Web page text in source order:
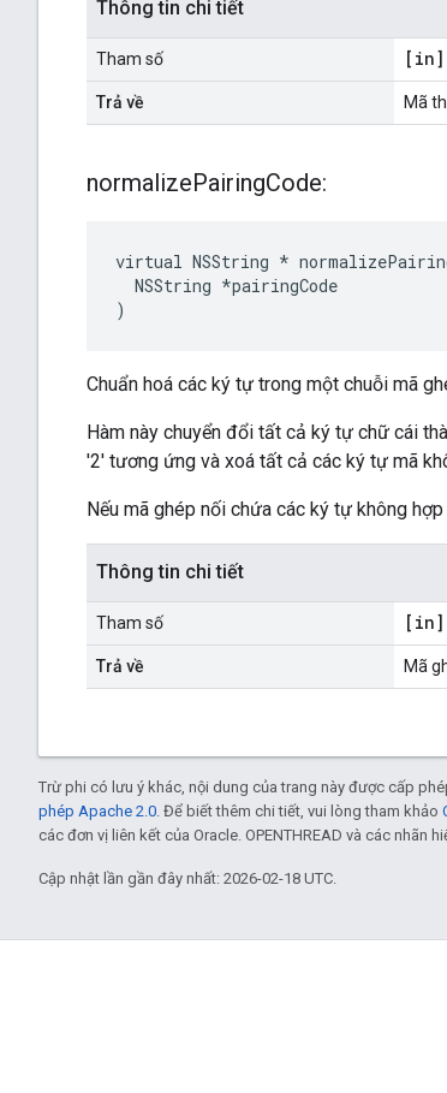
Thông tin chi tiết
Tham số [in]
Trả về Mã
normalizePairingCode:
virtual NSString *
  NSString *pairingCode
)
Chuẩn hoá các ký tự trong một chuỗi mã
Hàm này chuyển đổi tất cả ký tự chữ cái
'2' tương ứng và xoá tất cả các ký tự mã
Nếu mã ghép nối chứa các ký tự không
Thông tin chi tiết
Tham số [in]
Trả về Mã
Trừ phi có lưu ý khác, nội dung của trang này được cấp
phép Apache 2.0. Để biết thêm chi tiết, vui lòng tham khảo
các đơn vị liên kết của Oracle. OPENTHREAD và các
Cập nhật lần gần đây nhất: 2026-02-18 UTC.